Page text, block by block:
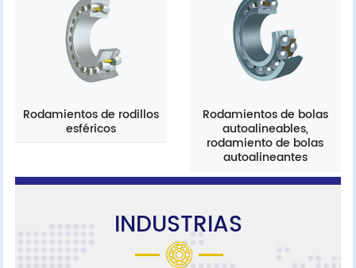
Rodamientos de rodillos
esféricos
Rodamientos de bolas
autoalineables,
rodamiento de bolas
autoalineantes
INDUSTRIAS